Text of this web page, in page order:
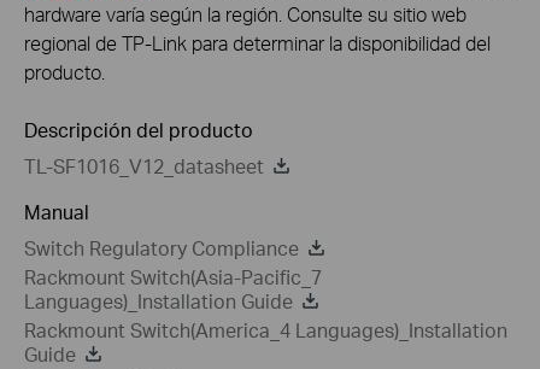
hardware varía según la región. Consulte su sitio web
regional de TP-Link para determinar la disponibilidad del
producto.
Descripción del producto
TL-SF1016_V12_datasheet
Manual
Switch Regulatory Compliance
Rackmount Switch(Asia-Pacific_7
Languages)_Installation Guide
Rackmount Switch(America_4 Languages)_Installation
Guide